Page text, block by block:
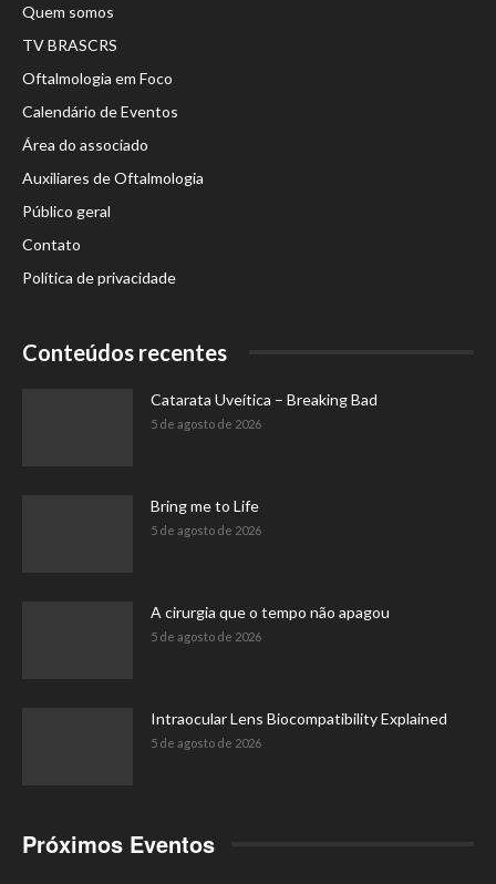
Quem somos
TV BRASCRS
Oftalmologia em Foco
Calendário de Eventos
Área do associado
Auxiliares de Oftalmologia
Público geral
Contato
Política de privacidade
Conteúdos recentes
Catarata Uveítica – Breaking Bad
5 de agosto de 2026
Bring me to Life
5 de agosto de 2026
A cirurgia que o tempo não apagou
5 de agosto de 2026
Intraocular Lens Biocompatibility Explained
5 de agosto de 2026
Próximos Eventos